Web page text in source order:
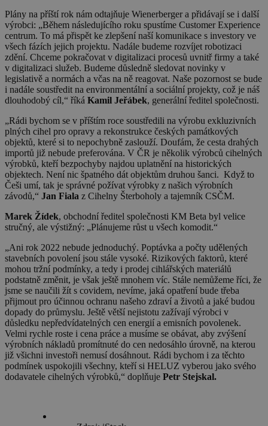
Plány na příští rok nám odtajňuje Wienerberger a přidávají se i další
výrobci: „Během následujícího roku spustíme Customer Experience
centrum. To má přispět ke zlepšení naší komunikace s investory ve
všech fázích jejich projektu. Nadále budeme rozvíjet robotizaci
zdění. Chceme pokračovat v digitalizaci procesů uvnitř firmy a také
v digitalizaci služeb. Budeme důsledně sledovat novinky v
legislativě a normách a včas na ně reagovat. Naše pozornost se bude
i nadále soustředit na environmentální a sociální projekty, což je náš
dlouhodobý cíl,“ říká Kamil Jeřábek, generální ředitel společnosti.
„Rádi bychom se v příštím roce soustředili na výrobu exkluzivních
plných cihel pro opravy a rekonstrukce českých památkových
objektů, které si to nepochybně zaslouží. Doufám, že cesta drahých
importů již nebude preferována. V ČR je několik výrobců cihelných
výrobků, kteří bezpochyby najdou uplatnění na historických
objektech. Není nic špatného dát objektům druhou šanci. Když to
Češi umí, tak je správné požívat výrobky z našich výrobních
závodů,“ Jan Fiala z Cihelny Šterboholy a tajemník CSČM.
Marek Žídek, obchodní ředitel společnosti KM Beta byl velice
stručný, ale výstižný: „Plánujeme růst u všech komodit.“
„Ani rok 2022 nebude jednoduchý. Poptávka a počty udělených
stavebních povolení jsou stále vysoké. Rizikových faktorů, které
mohou tržní podmínky, a tedy i prodej cihlářských materiálů
podstatně změnit, je však ještě mnohem víc. Stále nemůžeme říci, že
jsme se naučili žít s covidem, nevíme, jaká opatření bude třeba
přijmout pro účinnou ochranu našeho zdraví a životů a jaké budou
dopady do průmyslu. Ještě větší nejistotu zažívají výrobci v
důsledku nepředvídatelných cen energií a emisních povolenek.
Velmi rychle roste i cena práce a musíme se obávat, aby zvýšení
výrobních nákladů promítnuté do cen nedosáhlo úrovně, na kterou
již všichni investoři nemusí dosáhnout. Rádi bychom i za těchto
podmínek uspokojili všechny, kteří si HELUZ vyberou jako svého
dodavatele cihelných výrobků,“ doplňuje Petr Stejskal.